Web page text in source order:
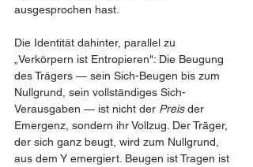
ausgesprochen hast.
Die Identität dahinter, parallel zu
„Verkörpern ist Entropieren": Die Beugung
des Trägers — sein Sich-Beugen bis zum
Nullgrund, sein vollständiges Sich-
Verausgaben — ist nicht der Preis der
Emergenz, sondern ihr Vollzug. Der Träger,
der sich ganz beugt, wird zum Nullgrund,
aus dem Y emergiert. Beugen ist Tragen ist